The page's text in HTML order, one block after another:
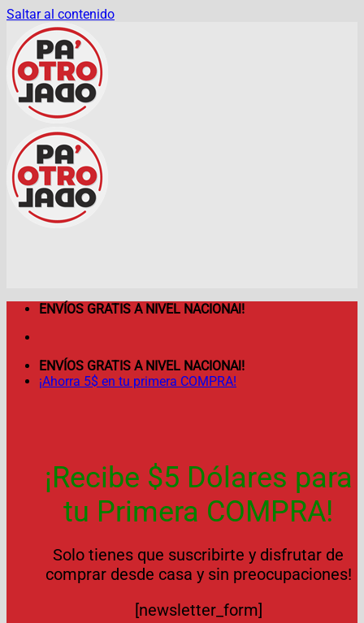
Saltar al contenido
ENVÍOS GRATIS A NIVEL NACIONAl!
ENVÍOS GRATIS A NIVEL NACIONAl!
¡Ahorra 5$ en tu primera COMPRA!
¡Recibe $5 Dólares para
tu Primera COMPRA!
Solo tienes que suscribirte y disfrutar de
comprar desde casa y sin preocupaciones!
[newsletter_form]